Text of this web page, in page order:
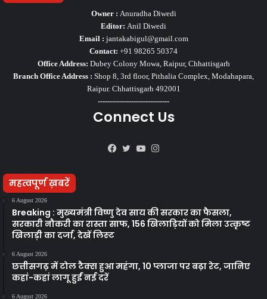
Owner : Anuradha Diwedi
Editor: Anil Diwedi
Email : jantakabigul@gmail.com
Contact: +91 98265 50374
Office Address: Dubey Colony Mowa, Raipur, Chhattisgarh
Branch Office Address : Shop 8, 3rd floor, Pithalia Complex, Modahapara,
Raipur. Chhattisgarh 492001
------------------------------
Connect Us
Facebook
TwitterYouTube
महत्वपूर्ण ख़बरें
6 August 2026
Breaking : मुख्यमंत्री विष्णु देव साय की सरकार का फैसला,
सरकारी नौकरी का रास्ता साफ, 156 खिलाड़ियों को मिला उत्कृष्ट
खिलाड़ी का दर्जा, देखें लिस्‍ट
6 August 2026
छत्तीसगढ़ में टोल टैक्स हुआ महंगा, 10 प्लाजा पर बढ़ा रेट, जानिए
कहां-कहां लागू हुईं नई दरें
6 August 2026